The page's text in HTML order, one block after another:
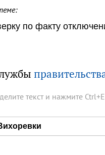
по факту
текст и нажмите Ctrl+